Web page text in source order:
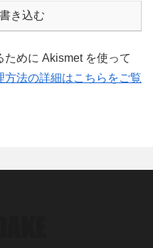
き込む
めに Akismet を使って
方法の詳細はこちらをご覧